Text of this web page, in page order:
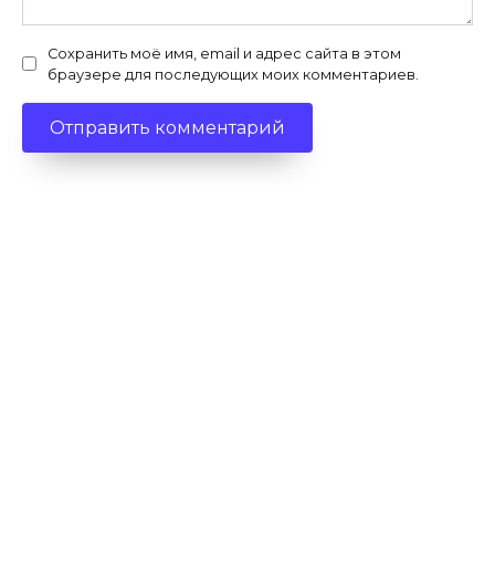
Сохранить моё имя, email и адрес сайта в этом
браузере для последующих моих комментариев.